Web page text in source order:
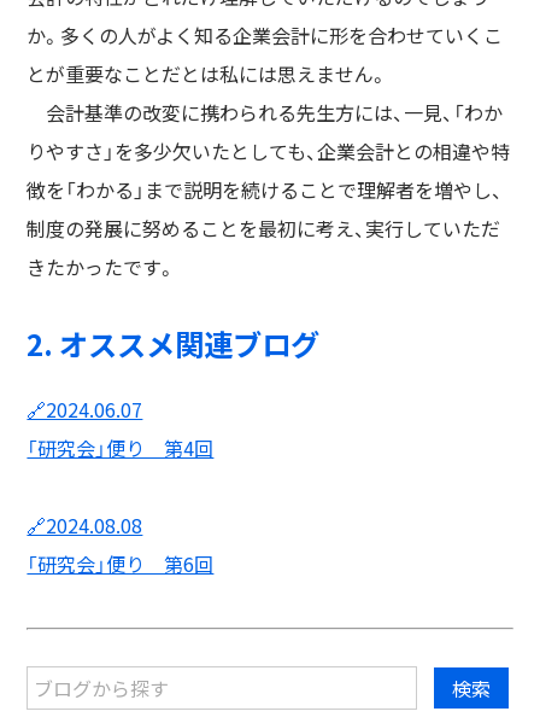
か。多くの人がよく知る企業会計に形を合わせていくこ
とが重要なことだとは私には思えません。
会計基準の改変に携わられる先生方には、一見、「わか
りやすさ」を多少欠いたとしても、企業会計との相違や特
徴を「わかる」まで説明を続けることで理解者を増やし、
制度の発展に努めることを最初に考え、実行していただ
きたかったです。
2. オススメ関連ブログ
🔗2024.06.07
「研究会」便り 第4回
🔗2024.08.08
「研究会」便り 第6回